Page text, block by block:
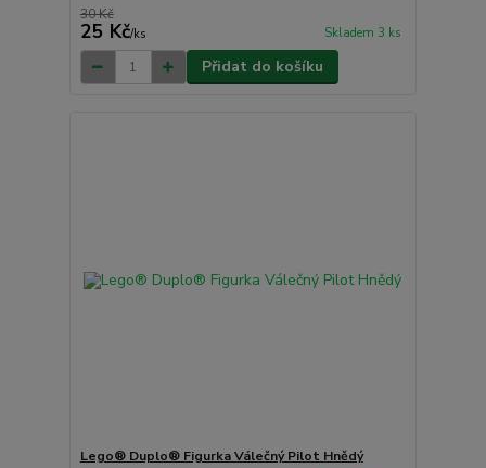
30 Kč
25 Kč/ks Skladem 3 ks
Přidat do košíku
Lego® Duplo® Figurka Válečný Pilot Hnědý